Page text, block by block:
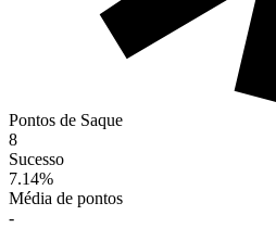
Pontos de Saque
8
Sucesso
7.14%
Média de pontos
-